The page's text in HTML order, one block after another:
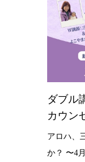
ダブル
カウン
アロハ、
か？ 〜4